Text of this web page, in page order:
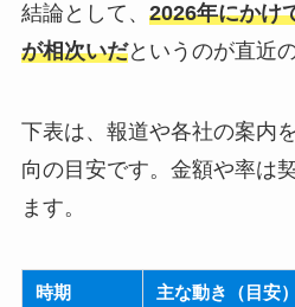
結論として、 2026年にかけ
が相次いだというのが直近
下表は、報道や各社の案内
向の目安です。金額や率は
ます。
時期 主な動き（目安）